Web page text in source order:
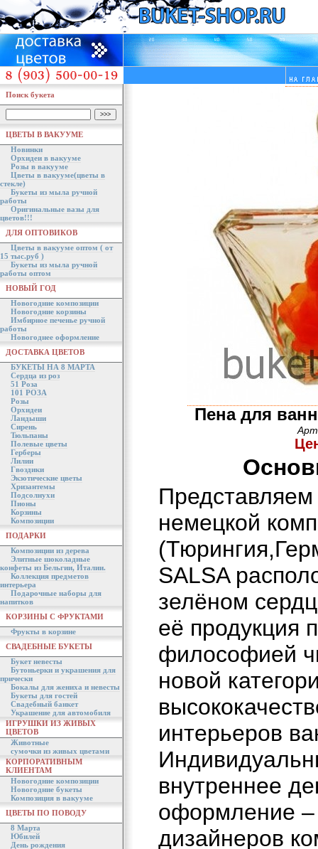
Поиск букета
ЦВЕТЫ В ВАКУУМЕ
Новинки
Орхидеи в вакууме
Розы в вакууме
Цветы в вакууме(цветы в
стекле)
Букеты из мыла ручной
работы
Оригинальные вазы для
цветов!!!
ДЛЯ ОПТОВИКОВ
Цветы в вакууме оптом ( от
15 тыс.руб )
Букеты из мыла ручной
работы оптом
НОВЫЙ ГОД
Новогодние композиции
Новогодние корзины
Имбирное печенье ручной
работы
Новогоднее оформление
ДОСТАВКА ЦВЕТОВ
БУКЕТЫ НА 8 МАРТА
Сердца из роз
51 Роза
101 РОЗА
Розы
Орхидеи
Ландыши
Сирень
Тюльпаны
Полевые цветы
Герберы
Лилии
Гвоздики
Экзотические цветы
Хризантемы
Подсолнухи
Пионы
Корзины
Композиции
ПОДАРКИ
Композиции из дерева
Элитные шоколадные
конфеты из Бельгии, Италии.
Коллекция предметов
интерьера
Подарочные наборы для
напитков
КОРЗИНЫ С ФРУКТАМИ
Фрукты в корзине
СВАДЕБНЫЕ БУКЕТЫ
Букет невесты
Бутоньерки и украшения для
прически
Бокалы для жениха и невесты
Букеты для гостей
Свадебный банкет
Украшение для автомобиля
ИГРУШКИ ИЗ ЖИВЫХ
ЦВЕТОВ
Животные
сумочки из живых цветами
КОРПОРАТИВНЫМ
КЛИЕНТАМ
Новогодние композиции
Новогодние букеты
Композиция в вакууме
ЦВЕТЫ ПО ПОВОДУ
8 Марта
Юбилей
День рождения
Пена для
немецкой
SALSA
зелёном
её продукция
философией
новой
интерьеров
внутреннее
оформление –
дизайнеров